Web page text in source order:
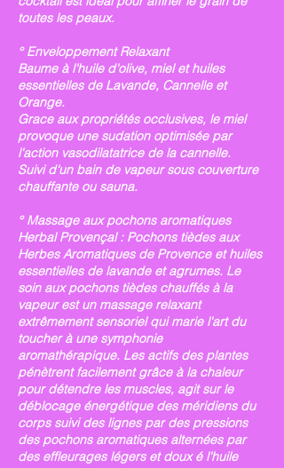
toutes les peaux.
° Enveloppement Relaxant
Baume à l'huile d'olive, miel et huiles
essentielles de Lavande, Cannelle et
Orange.
Grace aux propriétés occlusives, le miel
provoque une sudation optimisée par
l'action vasodilatatrice de la cannelle.
Suivi d'un bain de vapeur sous couverture
chauffante ou sauna.
° Massage aux pochons aromatiques
Herbal Provençal : Pochons tièdes aux
Herbes Aromatiques de Provence et huiles
essentielles de lavande et agrumes. Le
soin aux pochons tièdes chauffés à la
vapeur est un massage relaxant
extrêmement sensoriel qui marie l'art du
toucher à une symphonie
aromathérapique. Les actifs des plantes
pénètrent facilement grâce à la chaleur
pour détendre les muscles, agit sur le
déblocage énergétique des méridiens du
corps suivi des lignes par des pressions
des pochons aromatiques alternées par
des effleurages légers et doux é l'huile